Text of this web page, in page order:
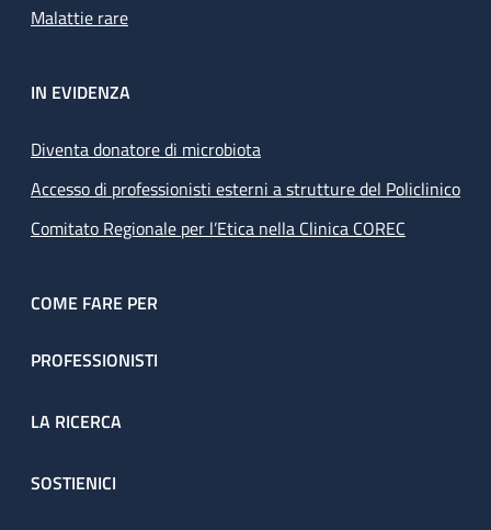
Malattie rare
IN EVIDENZA
Diventa donatore di microbiota
Accesso di professionisti esterni a strutture del Policlinico
Comitato Regionale per l’Etica nella Clinica COREC
COME FARE PER
PROFESSIONISTI
LA RICERCA
SOSTIENICI